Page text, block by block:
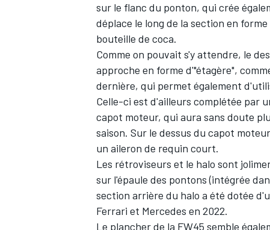
sur le flanc du ponton, qui crée
déplace le long de la section en
bouteille de coca.
Comme on pouvait s'y attendre, le
approche en forme d'"étagère",
dernière, qui permet également
Celle-ci est d'ailleurs complétée par
capot moteur, qui aura sans doute
saison. Sur le dessus du capot
un aileron de requin court.
Les rétroviseurs et le halo sont
sur l'épaule des pontons (intégrée
section arrière du halo a été dotée
Ferrari et Mercedes en 2022.
Le plancher de la FW45 semble